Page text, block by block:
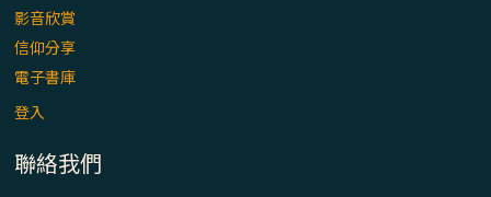
影音欣賞
信仰分享
電子書庫
登入
聯絡我們